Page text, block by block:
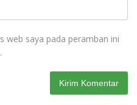
web saya pada peramban ini